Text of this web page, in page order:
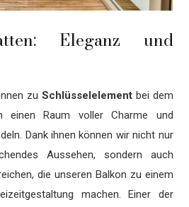
Eleganz und
zu Schlüsselelementbei dem
einen Raum voller Charme und
Dank ihnen können wir nicht nur
Aussehen, sondern auch
die unseren Balkon zu einem
machen. Einer der